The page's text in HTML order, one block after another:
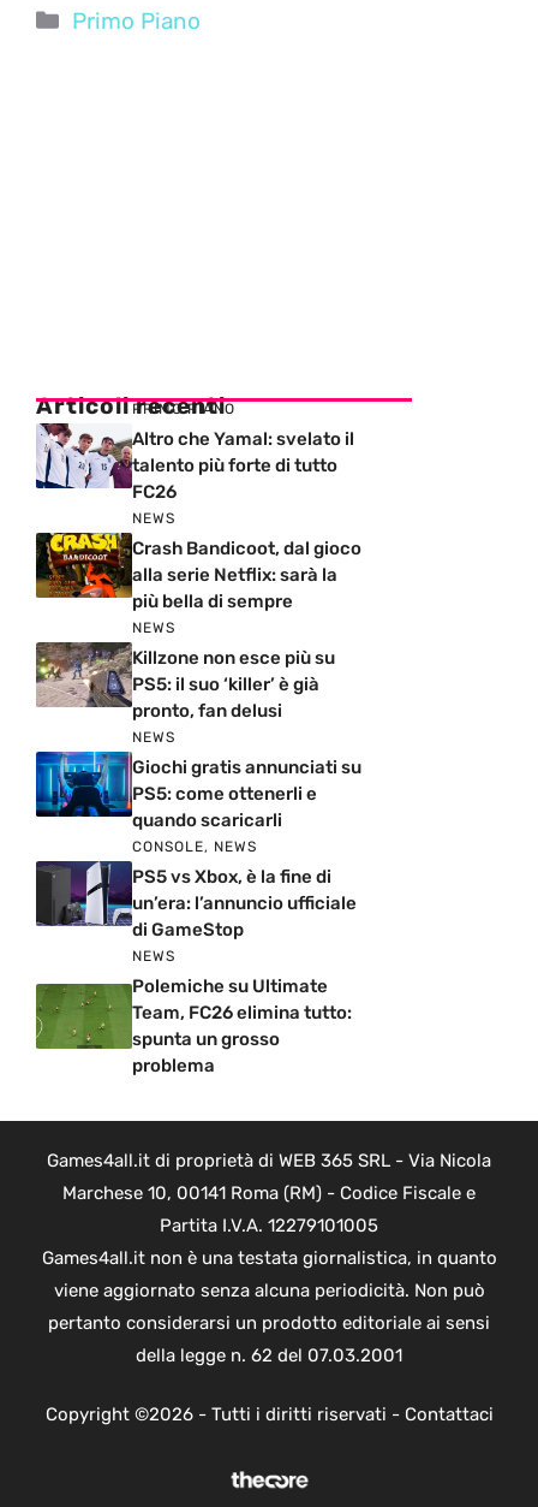
Categorie
Primo Piano
Articoli recenti
PRIMO PIANO
Altro che Yamal: svelato il
talento più forte di tutto
FC26
NEWS
Crash Bandicoot, dal gioco
alla serie Netflix: sarà la
più bella di sempre
NEWS
Killzone non esce più su
PS5: il suo ‘killer’ è già
pronto, fan delusi
NEWS
Giochi gratis annunciati su
PS5: come ottenerli e
quando scaricarli
CONSOLE, NEWS
PS5 vs Xbox, è la fine di
un’era: l’annuncio ufficiale
di GameStop
NEWS
Polemiche su Ultimate
Team, FC26 elimina tutto:
spunta un grosso
problema
Games4all.it di proprietà di WEB 365 SRL - Via Nicola
Marchese 10, 00141 Roma (RM) - Codice Fiscale e
Partita I.V.A. 12279101005
Games4all.it non è una testata giornalistica, in quanto
viene aggiornato senza alcuna periodicità. Non può
pertanto considerarsi un prodotto editoriale ai sensi
della legge n. 62 del 07.03.2001
Copyright ©2026 - Tutti i diritti riservati - Contattaci